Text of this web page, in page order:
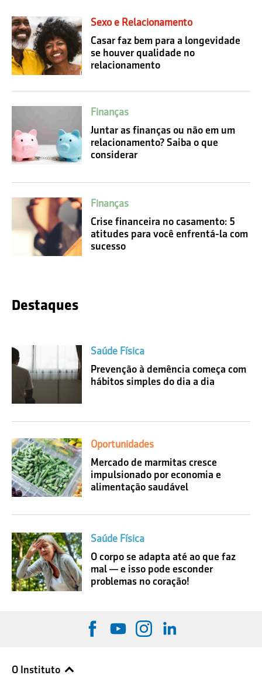
Sexo e Relacionamento
Casar faz bem para a longevidade
se houver qualidade no
relacionamento
Finanças
Juntar as finanças ou não em um
relacionamento? Saiba o que
considerar
Finanças
Crise financeira no casamento: 5
atitudes para você enfrentá-la com
sucesso
Destaques
Saúde Física
Prevenção à demência começa com
hábitos simples do dia a dia
Oportunidades
Mercado de marmitas cresce
impulsionado por economia e
alimentação saudável
Saúde Física
O corpo se adapta até ao que faz
mal — e isso pode esconder
problemas no coração!
O Instituto